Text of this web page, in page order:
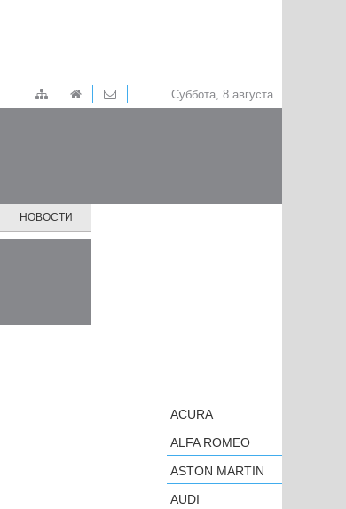
Суббота, 8 августа
НОВОСТИ
ACURA
ALFA ROMEO
ASTON MARTIN
AUDI